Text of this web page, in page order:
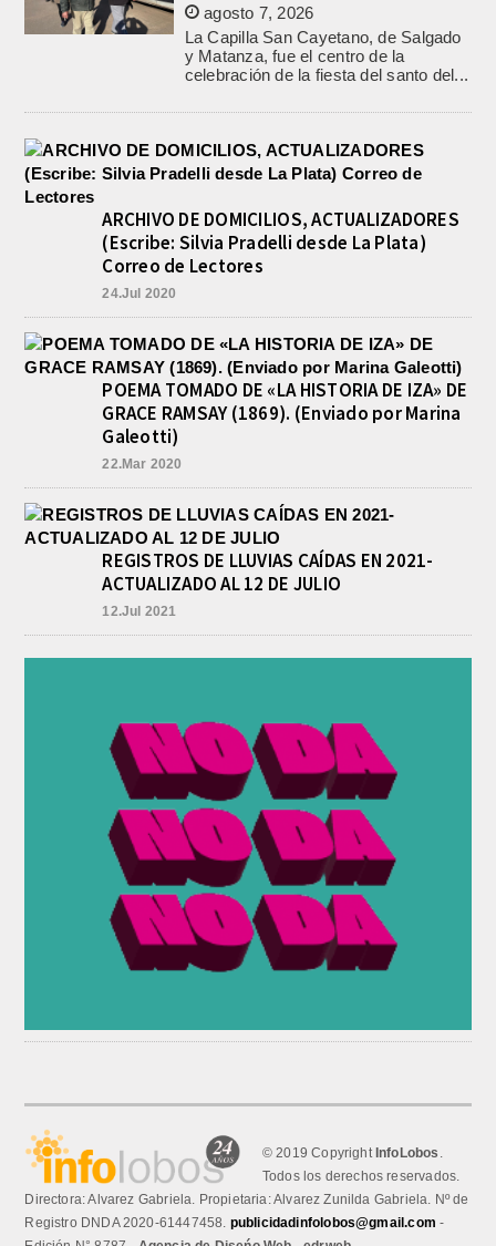
agosto 7, 2026
La Capilla San Cayetano, de Salgado
y Matanza, fue el centro de la
celebración de la fiesta del santo del...
ARCHIVO DE DOMICILIOS, ACTUALIZADORES
(Escribe: Silvia Pradelli desde La Plata)
Correo de Lectores
24.Jul 2020
POEMA TOMADO DE «LA HISTORIA DE IZA» DE
GRACE RAMSAY (1869). (Enviado por Marina
Galeotti)
22.Mar 2020
REGISTROS DE LLUVIAS CAÍDAS EN 2021-
ACTUALIZADO AL 12 DE JULIO
12.Jul 2021
© 2019 Copyright InfoLobos .
Todos los derechos reservados.
Directora: Alvarez Gabriela. Propietaria: Alvarez Zunilda Gabriela. Nº de
Registro DNDA 2020-61447458. publicidadinfolobos@gmail.com -